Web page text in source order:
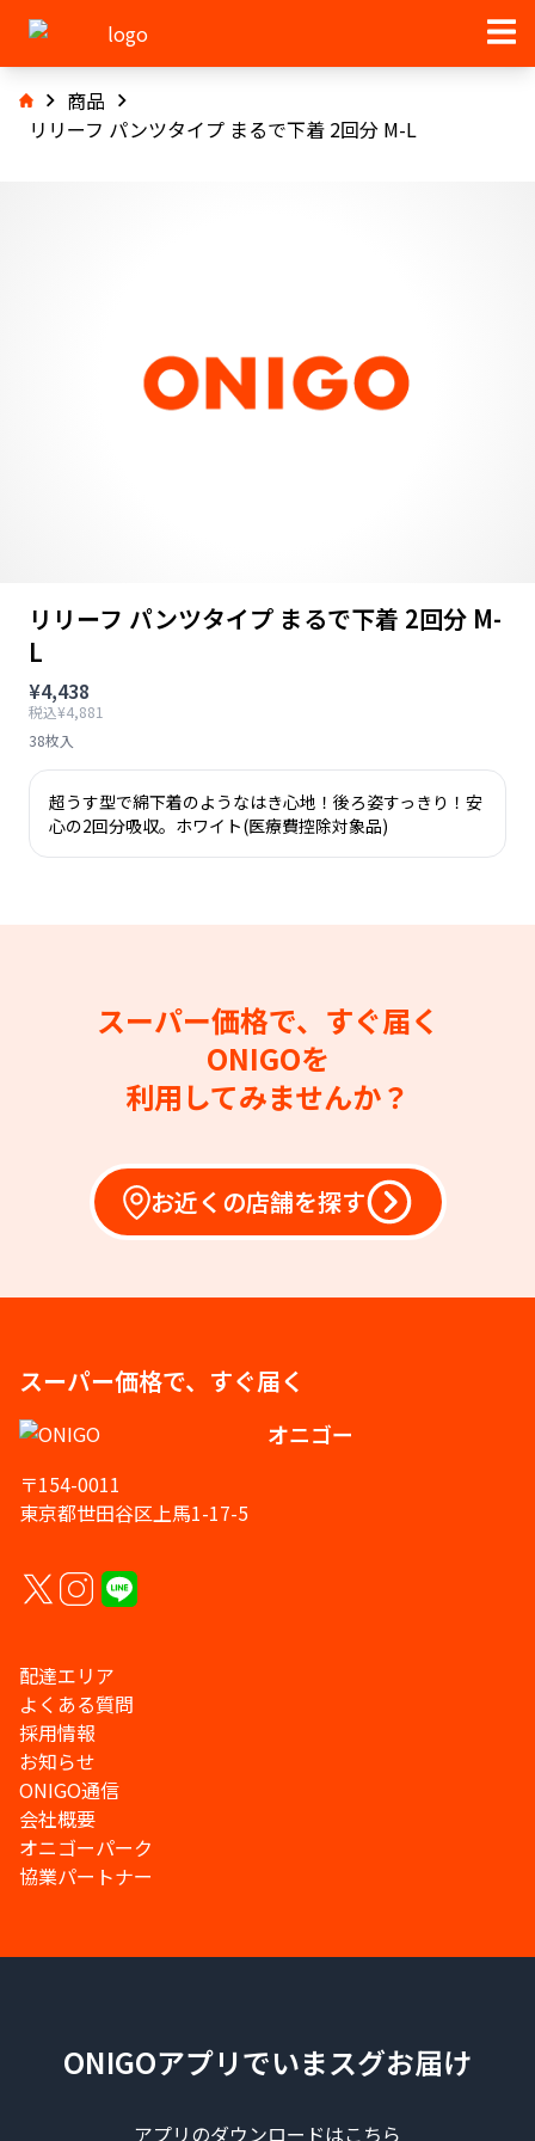
商品
リリーフ パンツタイプ まるで下着 2回分 M-L
リリーフ パンツタイプ まるで下着 2回分 M-
L
¥4,438
税込¥4,881
38枚入
超うす型で綿下着のようなはき心地！後ろ姿すっきり！安
心の2回分吸収。ホワイト(医療費控除対象品)
スーパー価格で、すぐ届く
ONIGOを
利用してみませんか？
お近くの店舗を探す
スーパー価格で、すぐ届く
オニゴー
〒154-0011
東京都世田谷区上馬1-17-5
配達エリア
よくある質問
採用情報
お知らせ
ONIGO通信
会社概要
オニゴーパーク
協業パートナー
ONIGOアプリでいまスグお届け
アプリのダウンロードはこちら